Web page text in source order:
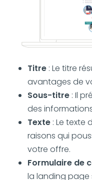
Titre : Le titre
avantages de
Sous-titre : Il
des
Texte : Le texte
raisons qui
votre offre.
Formulaire de
la landing page